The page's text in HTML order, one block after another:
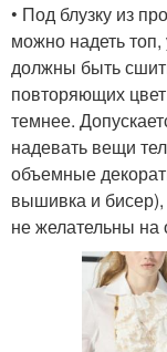
• Под блузку из
можно надеть
должны быть
повторяющих
темнее.
надевать вещи
объемные
вышивка и бисер),
не желательны